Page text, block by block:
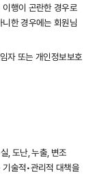
행이 곤란한 경우로
한 경우에는 회원님
자 또는 개인정보보호
, 도난, 누출, 변조
술적•관리적 대책을